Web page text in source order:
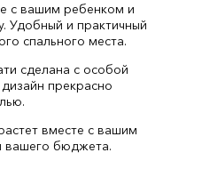
с вашим ребенком и
Удобный и практичный
спального места.
сделана с особой
прекрасно
вместе с вашим
вашего бюджета.